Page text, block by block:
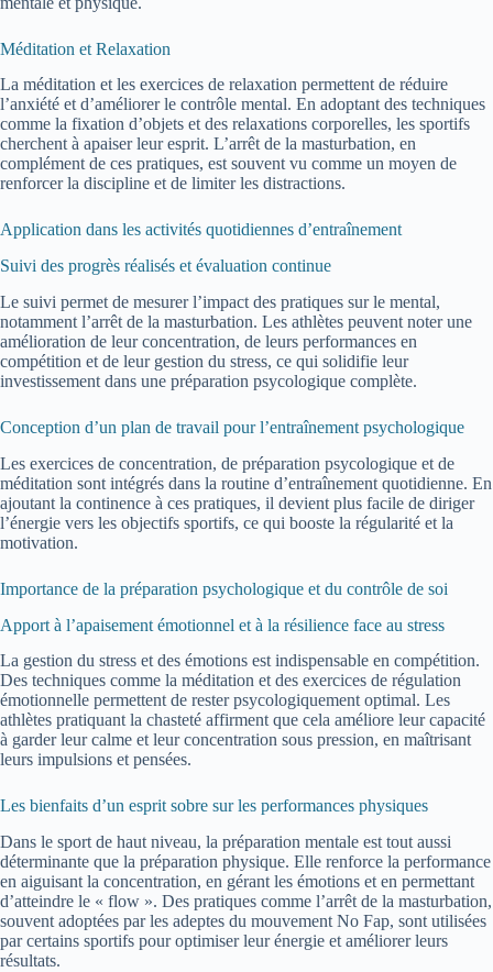
Méditation et Relaxation
La méditation et les exercices de relaxation permettent de réduire
l’anxiété et d’améliorer le contrôle mental. En adoptant des techniques
comme la fixation d’objets et des relaxations corporelles, les sportifs
cherchent à apaiser leur esprit. L’arrêt de la masturbation, en
complément de ces pratiques, est souvent vu comme un moyen de
renforcer la discipline et de limiter les distractions.
Application dans les activités quotidiennes d’entraînement
Suivi des progrès réalisés et évaluation continue
Le suivi permet de mesurer l’impact des pratiques sur le mental,
notamment l’arrêt de la masturbation. Les athlètes peuvent noter une
amélioration de leur concentration, de leurs performances en
compétition et de leur gestion du stress, ce qui solidifie leur
investissement dans une préparation psycologique complète.
Conception d’un plan de travail pour l’entraînement psychologique
Les exercices de concentration, de préparation psycologique et de
méditation sont intégrés dans la routine d’entraînement quotidienne. En
ajoutant la continence à ces pratiques, il devient plus facile de diriger
l’énergie vers les objectifs sportifs, ce qui booste la régularité et la
motivation.
Importance de la préparation psychologique et du contrôle de soi
Apport à l’apaisement émotionnel et à la résilience face au stress
La gestion du stress et des émotions est indispensable en compétition.
Des techniques comme la méditation et des exercices de régulation
émotionnelle permettent de rester psycologiquement optimal. Les
athlètes pratiquant la chasteté affirment que cela améliore leur capacité
à garder leur calme et leur concentration sous pression, en maîtrisant
leurs impulsions et pensées.
Les bienfaits d’un esprit sobre sur les performances physiques
Dans le sport de haut niveau, la préparation mentale est tout aussi
déterminante que la préparation physique. Elle renforce la performance
en aiguisant la concentration, en gérant les émotions et en permettant
d’atteindre le « flow ». Des pratiques comme l’arrêt de la masturbation,
souvent adoptées par les adeptes du mouvement No Fap, sont utilisées
par certains sportifs pour optimiser leur énergie et améliorer leurs
résultats.